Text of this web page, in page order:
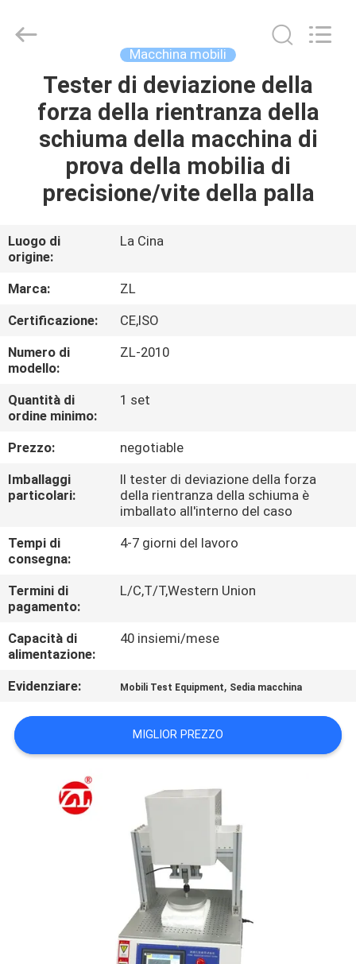
CASA
PRODOTTI
VIDEO
CIRCA
NOI
GIRO
DELLA
FABBRICA
CONTROLLO
DI
QUALITÀ
CONTATTICI
NOTIZIE
UNA
CITAZIONE
VR
SHOW
SITEMAP
Instrument
Technology
Macchina mobili
Tester di deviazione della
forza della rientranza della
schiuma della macchina di
prova della mobilia di
precisione/vite della palla
Luogo di
origine:
La Cina
Marca:
ZL
Certificazione:
CE,ISO
Numero di
modello:
ZL-2010
Quantità di
ordine minimo:
1 set
Prezzo:
negotiable
Imballaggi
particolari:
Il tester di deviazione della forza
della rientranza della schiuma è
imballato all'interno del caso
Tempi di
consegna:
4-7 giorni del lavoro
Termini di
pagamento:
L/C,T/T,Western Union
Capacità di
alimentazione:
40 insiemi/mese
Evidenziare: Mobili Test Equipment, Sedia macchina
MIGLIOR PREZZO